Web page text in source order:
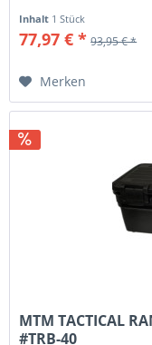
Inhalt 1 Stück
77,97 € * 93,95 € *
Merken
MTM TACTICAL
#TRB-40